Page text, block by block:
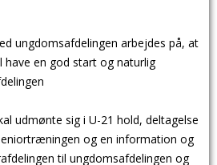
ungdomsafdelingen arbejdes på, at
have en god start og naturlig
udmønte sig i U-21 hold, deltagelse
og en information og
til ungdomsafdelingen og